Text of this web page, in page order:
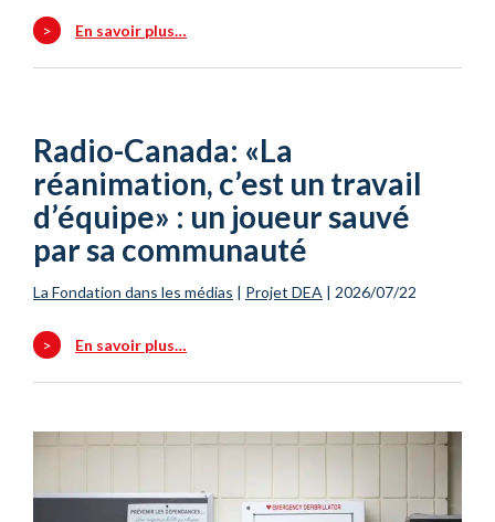
> En savoir plus…
Radio-Canada: «La
réanimation, c’est un travail
d’équipe» : un joueur sauvé
par sa communauté
La Fondation dans les médias | Projet DEA | 2026/07/22
> En savoir plus…